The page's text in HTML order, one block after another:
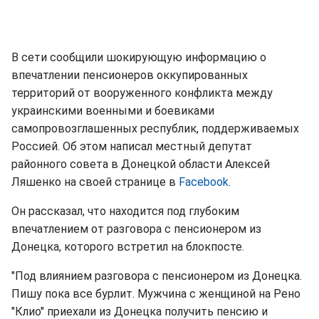
В сети сообщили шокирующую информацию о
впечатлении пенсионеров оккупированных
территорий от вооруженного конфликта между
украинскими военными и боевиками
самопровозглашенных республик, поддерживаемых
Россией. Об этом написал местный депутат
районного совета в Донецкой области Алексей
Ляшенко на своей странице в Facebook.
Он рассказал, что находится под глубоким
впечатлением от разговора с пенсионером из
Донецка, которого встретил на блокпосте.
"Под влиянием разговора с пенсионером из Донецка.
Пишу пока все бурлит. Мужчина с женщиной на Рено
"Клио" приехали из Донецка получить пенсию и